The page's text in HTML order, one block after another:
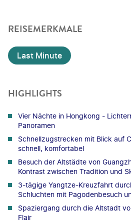
REISEMERKMALE
Last Minute
HIGHLIGHTS
Vier Nächte in Hongkong -
Panoramen
Schnellzugstrecken mit Blick auf
schnell, komfortabel
Besuch der Altstädte von
Kontrast zwischen Tradition und
3-tägige Yangtze-Kreuzfahrt
Schluchten mit Pagodenbesuch
Spaziergang durch die Altstadt
Flair